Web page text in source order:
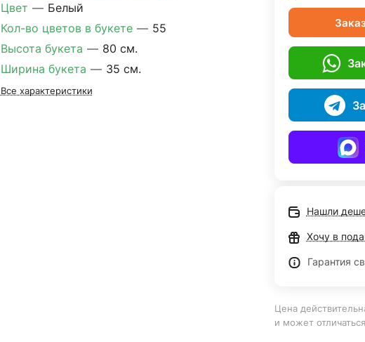
Цвет — Белый
Кол-во цветов в букете — 55
Высота букета — 80 см.
Ширина букета — 35 см.
Все характеристики
Нашли
Хочу в
Гарантия
Цена
и может